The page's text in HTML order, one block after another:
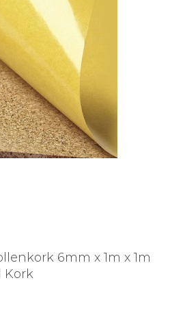
6mm x 1m x 1m
Kork